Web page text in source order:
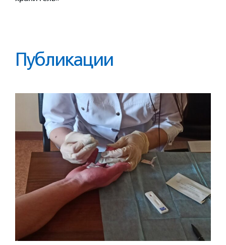
Публикации